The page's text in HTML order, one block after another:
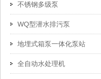
不锈钢多级泵
WQ型潜水排污泵
地埋式箱泵一体化泵站
全自动水处理机